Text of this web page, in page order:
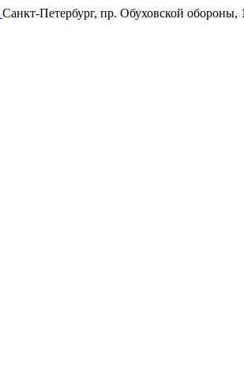
Санкт-Петербург, пр. Обуховской обороны,